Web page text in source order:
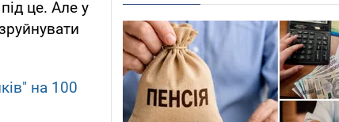
це. Але у
на 100